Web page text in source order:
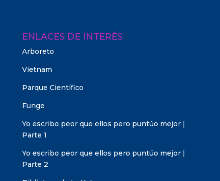
ENLACES DE INTERÉS
Arboreto
Vietnam
Parque Científico
Funge
Yo escribo peor que ellos pero puntúo mejor |
Parte 1
Yo escribo peor que ellos pero puntúo mejor |
Parte 2